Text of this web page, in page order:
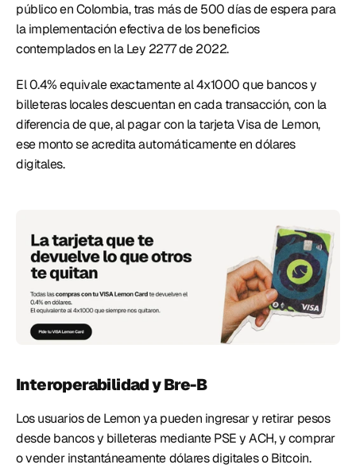
público en Colombia, tras más de 500 días de espera para
la implementación efectiva de los beneficios
contemplados en la Ley 2277 de 2022.
El 0.4% equivale exactamente al 4x1000 que bancos y
billeteras locales descuentan en cada transacción, con la
diferencia de que, al pagar con la tarjeta Visa de Lemon,
ese monto se acredita automáticamente en dólares
digitales.
Interoperabilidad y Bre-B
Los usuarios de Lemon ya pueden ingresar y retirar pesos
desde bancos y billeteras mediante PSE y ACH, y comprar
o vender instantáneamente dólares digitales o Bitcoin.